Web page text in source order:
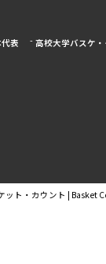
表 高校大学バスケ
ット・カウント | Basket